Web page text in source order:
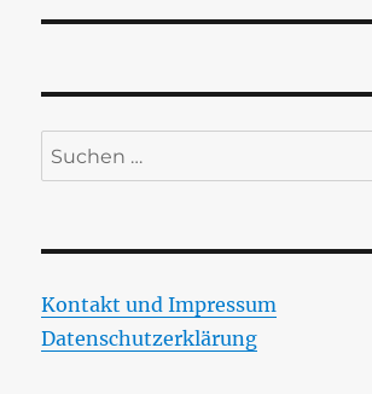
Suchen
nach:
Kontakt und Impressum
Datenschutzerklärung